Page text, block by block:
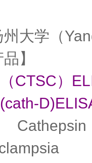
州大学（
】
CTSC）